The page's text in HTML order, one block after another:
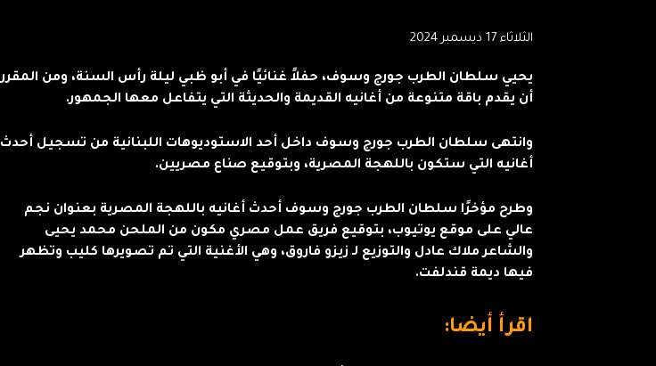
الثلاثاء 17 ديسمبر 2024
يحيي سلطان الطرب جورج وسوف، حفلاً غنائيًا في أبو ظبي ليلة رأس السنة، ومن المقرر
أن يقدم باقة متنوعة من أغانيه القديمة والحديثة التي يتفاعل معها الجمهور.
وانتهى سلطان الطرب جورج وسوف داخل أحد الاستوديوهات اللبنانية من تسجيل أحدث
أغانيه التي ستكون باللهجة المصرية، وبتوقيع صناع مصريين.
وطرح مؤخرًا سلطان الطرب جورج وسوف أحدث أغانيه باللهجة المصرية بعنوان نجم
عالي على موقع يوتيوب، بتوقيع فريق عمل مصري مكون من الملحن محمد يحيى
والشاعر ملاك عادل والتوزيع لـ زيزو فاروق، وهي الأغنية التي تم تصويرها كليب وتظهر
فيها ديمة قندلفت.
اقرأ أيضا: